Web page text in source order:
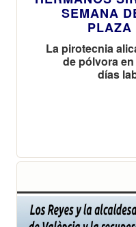
SEMANA
PLAZA
La pirotecnia
de pólvora
días